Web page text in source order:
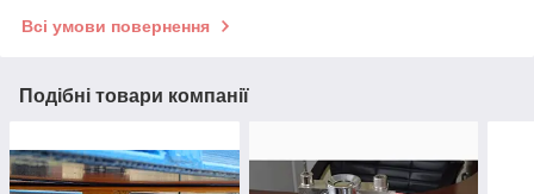
Всі умови повернення
Подібні товари компанії